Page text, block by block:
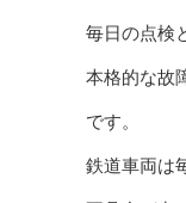
毎日の点検
本格的な故
です。
鉄道車両は